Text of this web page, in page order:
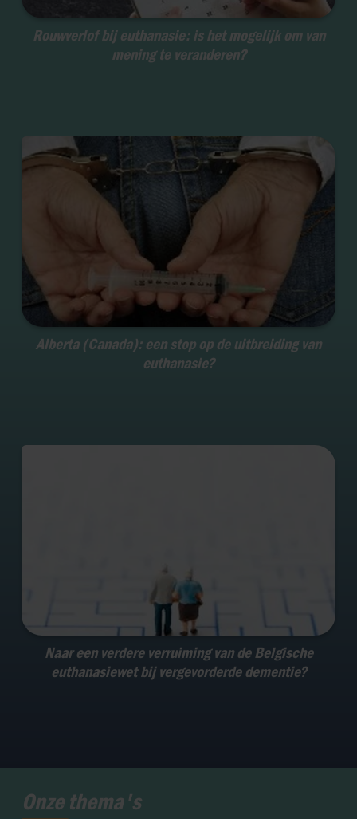
Rouwverlof bij euthanasie: is het mogelijk om van
mening te veranderen?
Alberta (Canada): een stop op de uitbreiding van
euthanasie?
Naar een verdere verruiming van de Belgische
euthanasiewet bij vergevorderde dementie?
Onze thema'sZwangerschap